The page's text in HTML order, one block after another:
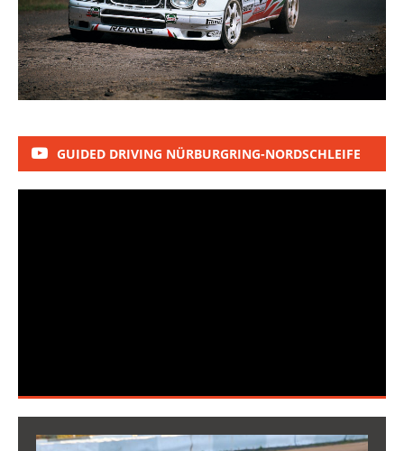
GUIDED DRIVING NÜRBURGRING-NORDSCHLEIFE